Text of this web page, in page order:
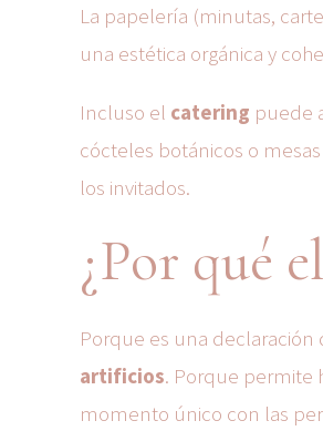
La papelería (minutas,
una estética orgánica y
Incluso el catering puede
cócteles botánicos o
los invitados.
¿Por qué
Porque es una
artificios. Porque permite
momento único con las